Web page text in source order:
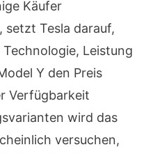
Käufer
setzt Tesla darauf,
Leistung
Y den Preis
Verfügbarkeit
wird das
versuchen,